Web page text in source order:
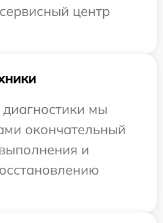
центр
мы
окончательный
и